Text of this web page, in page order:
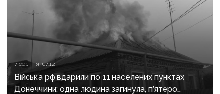
7 серпня, 07:12
Війська рф вдарили по 11 населених пунктах
Донеччини: одна людина загинула, п’ятеро